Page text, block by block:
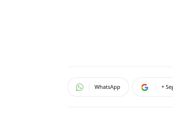
WhatsApp +